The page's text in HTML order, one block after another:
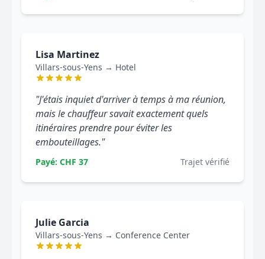
Lisa Martinez
Villars-sous-Yens → Hotel
"J'étais inquiet d'arriver à temps à ma réunion,
mais le chauffeur savait exactement quels
itinéraires prendre pour éviter les
embouteillages."
Payé: CHF 37 Trajet vérifié
Julie Garcia
Villars-sous-Yens → Conference Center